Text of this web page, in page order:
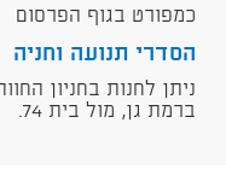
כמפורט בגוף הפרסום
הסדרי תנועה וחניה
ניתן לחנות בחניון
ברמת גן, מול בית 74.